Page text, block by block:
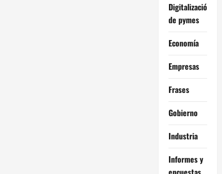
Digitalización
de pymes
Economía
Empresas
Frases
Gobierno
Industria
Informes y